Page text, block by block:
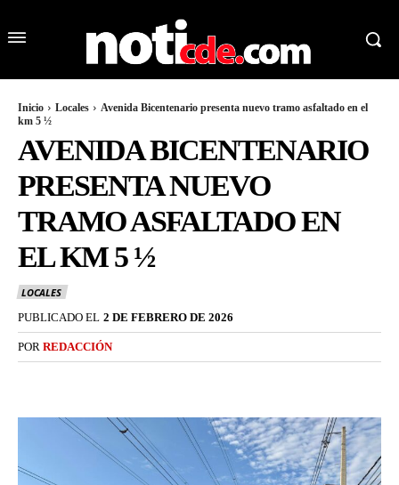
Inicio Locales
Avenida Bicentenario presenta nuevo tramo asfaltado en el
km 5 ½
AVENIDA BICENTENARIO
PRESENTA NUEVO
TRAMO ASFALTADO EN
EL KM 5 ½
LOCALES
PUBLICADO EL 2 DE FEBRERO DE 2026
POR REDACCIÓN